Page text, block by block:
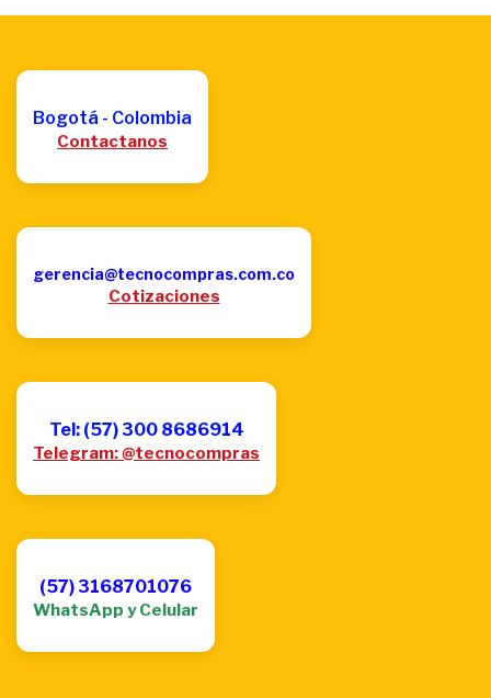
Bogotá - Colombia
Contactanos
gerencia@tecnocompras.com.co
Cotizaciones
Tel: (57) 300 8686914
Telegram: @tecnocompras
(57) 3168701076
WhatsApp y Celular